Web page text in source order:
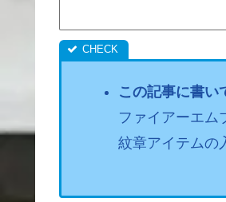
この記事に書い
ファイアーエム
紋章アイテムの